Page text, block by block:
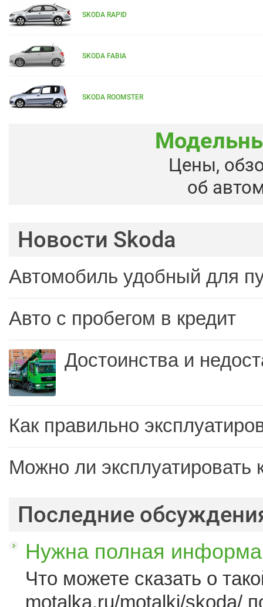
SKODA RAPID
SKODA FABIA
SKODA ROOMSTER
Цены,
об
Новости Skoda
Автомобиль удобный для
Авто с пробегом в кредит
Достоинства и
Как правильно
Можно ли эксплуатировать
Последние
Нужна полная
Что можете сказать о
motalka.ru/motalki/skoda/